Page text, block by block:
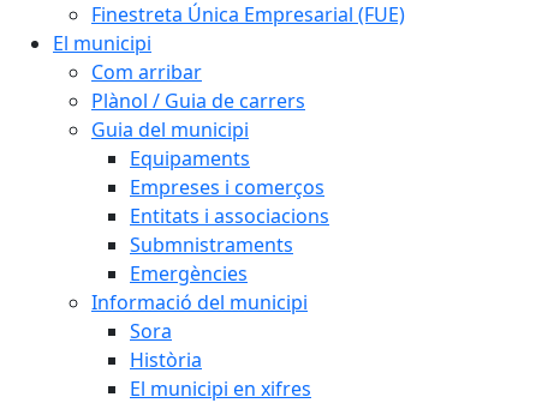
Finestreta Única Empresarial (FUE)
El municipi
Com arribar
Plànol / Guia de carrers
Guia del municipi
Equipaments
Empreses i comerços
Entitats i associacions
Submnistraments
Emergències
Informació del municipi
Sora
Història
El municipi en xifres